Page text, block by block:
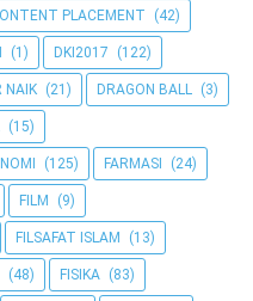
PLACEMENT (42)
(1) DKI2017 (122)
NAIK (21) DRAGON BALL (3)
(15)
(125) FARMASI (24)
FILM (9)
FILSAFAT ISLAM (13)
(48) FISIKA (83)